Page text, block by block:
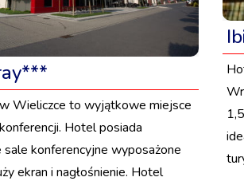
Wieliczce to wyjątkowe miejsce
Hotel posiada
konferencyjne wyposażone
ekran i nagłośnienie. Hotel